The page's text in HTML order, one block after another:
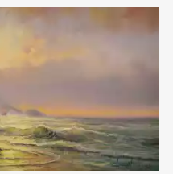
rakovgallery.ru